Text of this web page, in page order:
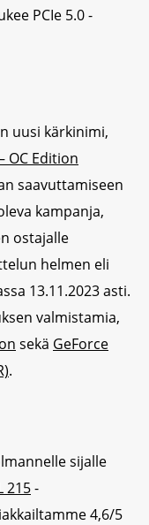
PCIe 5.0 -
uusi kärkinimi,
OC Edition
saavuttamiseen
kampanja,
ostajalle
helmen eli
13.11.2023 asti.
valmistamia,
sekä GeForce
.
sijalle
215-
4,6/5